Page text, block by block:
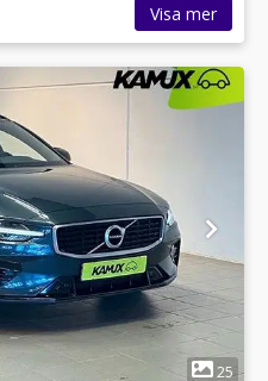
Visa mer
25